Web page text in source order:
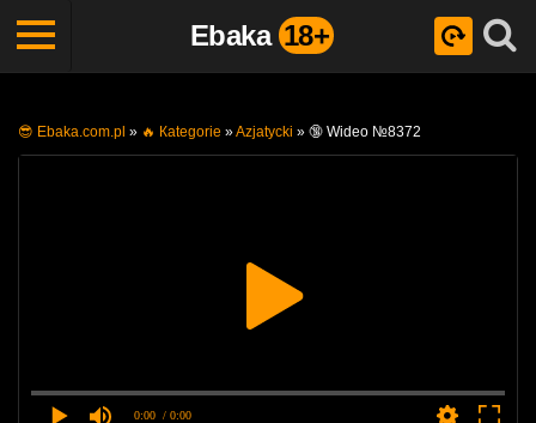
Ebaka 18+
😎 Ebaka.com.pl » 🔥 Кategorie »Azjatycki » 🔞 Wideo №8372
0:00 / 0:00